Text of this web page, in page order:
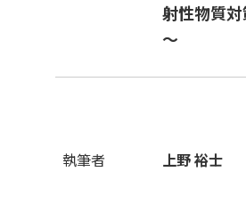
射性物質
～
執筆者 上野 裕士